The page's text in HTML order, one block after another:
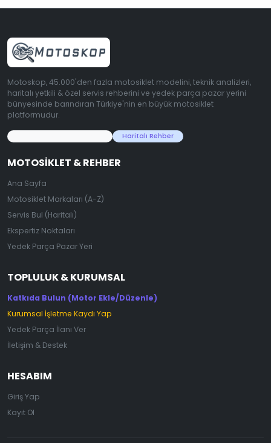
Motoskop, 45.000'den fazla motosiklet modelini, teknik analizleri,
haritalı yetkili & özel servis rehberini ve yedek parça pazar yerini
bünyesinde barındıran Türkiye'nin en büyük motosiklet
platformudur.
Haritalı Rehber
MOTOSIKLET & REHBER
Ana Sayfa
Motosiklet Markaları (A-Z)
Servis Bul (Haritalı)
Ekspertiz Noktaları
Yedek Parça Pazar Yeri
TOPLULUK & KURUMSAL
Katkıda Bulun (Motor Ekle/Düzenle)
Kurumsal İşletme Kaydı Yap
Yedek Parça İlanı Ver
İletişim & Destek
HESABIM
Giriş Yap
Kayıt Ol